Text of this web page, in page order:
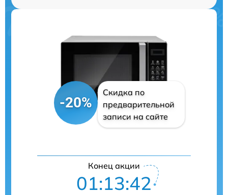
-20%
Скидка по
предварительной
записи на сайте
Конец акции
01:13:41